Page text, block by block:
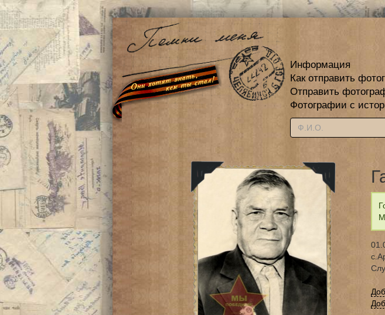
Информация
Как отправить
Отправить
Фотографии с